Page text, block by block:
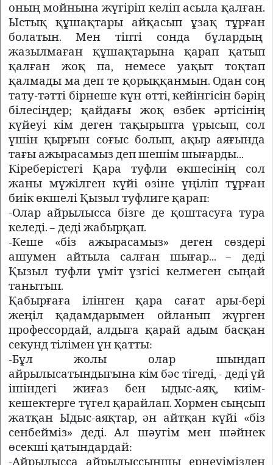
оның мойнына жүгіріп келіп асыла қалған.
Ыстық құшақтары айқасып ұзақ тұрған
болатын. Мен тіпті сонда бұлардың
жазылмаған құшақтарына қарап қатып
қалған жоқ па, немесе уақыт тоқтап
қалмады ма деп те қорыққанмын. Одан соң
тату-тәтті бірнеше күн өтті, кейінгісін бәрің
білесіңдер; қайдағы жоқ өзбек әртісінің
күйеуі кім деген тақырыпта ұрысып, сол
үшін қырғын соғыс болып, ақыр аяғында
тағы ажырасамыз деп шешім шығарды...
Кіреберістегі Қара туфли өкшесінің сол
жаны мүжілген күйі өзіне үңіліп тұрған
биік өкшелі Қызыл туфлиге қарап:
-Олар айрылысса бізге де қоштасуға тура
келеді. – деді жабырқап.
-Кеше «біз ажырасамыз» деген сөздері
ашумен айтыла салған шығар... – деді
Қызыл туфли үміт үзгісі келмеген сыңай
танытып.
Қабырғаға ілінген қара сағат ары-бері
жеңіл қадамдарымен ойланып жүрген
профессордай, алдыға қарай адым басқан
секунд тілімен үн қатты:
-Бұл жолы олар шындап
айрылысатындығына кім бәс тігеді, - деді үй
ішіндегі жиғаз бен ыдыс-аяқ, киім-
кешектерге түгел қарайлап. Хормен сыңсып
жатқан Ыдыс-аяқтар, ән айтқан күйі «біз
сенбейміз» деді. Ал шәугім мен шәйнек
өсекші қатындардай:
-Айрылысса айрылыссыншы ернеуімізден